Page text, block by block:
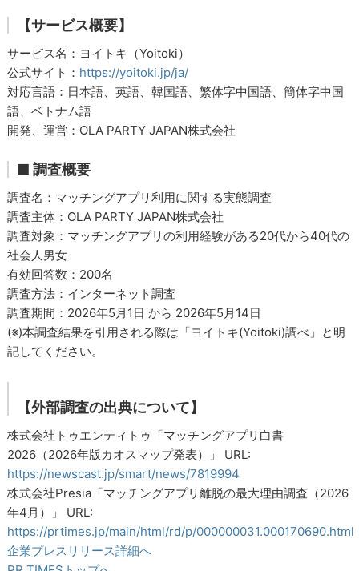
【サービス概要】
サービス名：ヨイトキ（Yoitoki）
公式サイト： https://yoitoki.jp/ja/
対応言語：日本語、英語、韓国語、繁体字中国語、簡体字中国
語、ベトナム語
開発、運営：OLA PARTY JAPAN株式会社
■ 調査概要
調査名：マッチングアプリ利用に関する実態調査
調査主体：OLA PARTY JAPAN株式会社
調査対象：マッチングアプリの利用経験がある20代から40代の
社会人男女
有効回答数：200名
調査方法：インターネット調査
調査期間：2026年5月1日 から 2026年5月14日
(※)本調査結果を引用される際は「ヨイトキ(Yoitoki)調べ」と明
記してください。
【外部調査の出典について】
株式会社トゥエンティトゥ「マッチングアプリ白書
2026（2026年版カオスマップ発表）」 URL:
https://newscast.jp/smart/news/7819994
株式会社Presia「マッチングアプリ離脱の最大理由調査（2026
年4月）」 URL:
https://prtimes.jp/main/html/rd/p/000000031.000170690.html
企業プレスリリース詳細へ